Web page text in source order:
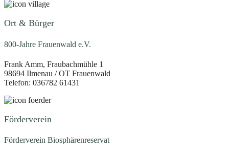
Ort & Bürger
800-Jahre Frauenwald e.V.
Frank Amm, Fraubachmühle 1
98694 Ilmenau / OT Frauenwald
Telefon: 036782 61431
Förderverein
Förderverein Biosphärenreservat